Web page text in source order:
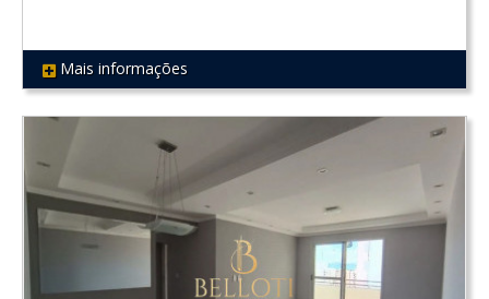
REF 84
Mais informações